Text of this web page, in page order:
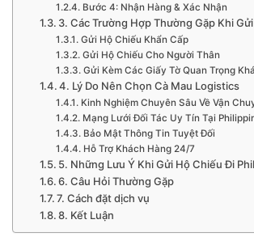
Bước 4: Nhận Hàng & Xác Nhận
3. Các Trường Hợp Thường Gặp Khi
Gửi Hộ Chiếu Khẩn Cấp
Gửi Hộ Chiếu Cho Người Thân
Gửi Kèm Các Giấy Tờ Quan Trọng
4. Lý Do Nên Chọn Cà Mau Logistics
Kinh Nghiệm Chuyên Sâu Về Vận
Mạng Lưới Đối Tác Uy Tín Tại
Bảo Mật Thông Tin Tuyệt Đối
Hỗ Trợ Khách Hàng 24/7
5. Những Lưu Ý Khi Gửi Hộ Chiếu Đi
6. Câu Hỏi Thường Gặp
7. Cách đặt dịch vụ
8. Kết Luận